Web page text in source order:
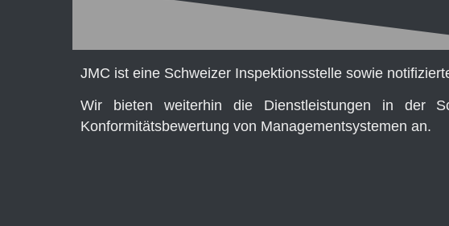
JMC ist eine Schweizer Inspektionsstelle sowie
Wir bieten weiterhin die Dienstleistungen in der
Konformitätsbewertung von Managementsystemen an.